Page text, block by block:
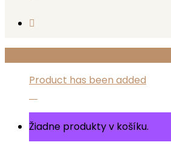
Product has been added
Žiadne produkty v košíku.